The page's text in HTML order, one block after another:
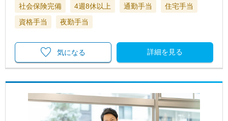
社会保険完備 4週8休以上 通勤手当
住宅手当
資格手当
夜勤手当
詳細を見る
気になる